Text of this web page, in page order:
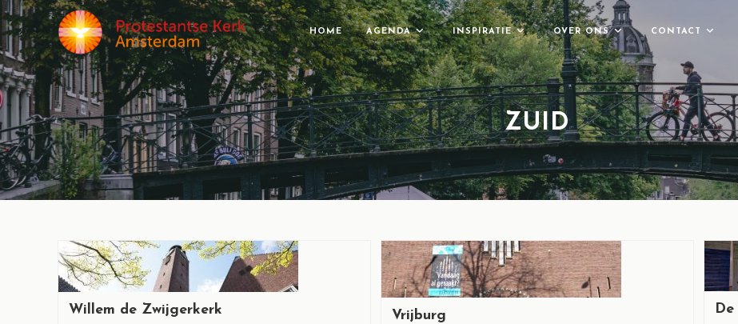
HOME AGENDA INSPIRATIE OVER ONS CONTACT
ZUID
Willem de Zwijgerkerk Vrijburg De